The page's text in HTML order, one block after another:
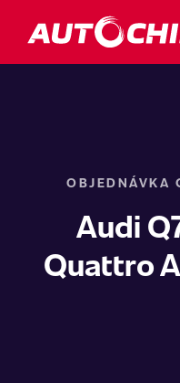
OBJEDNÁVKA
Audi
Quattro